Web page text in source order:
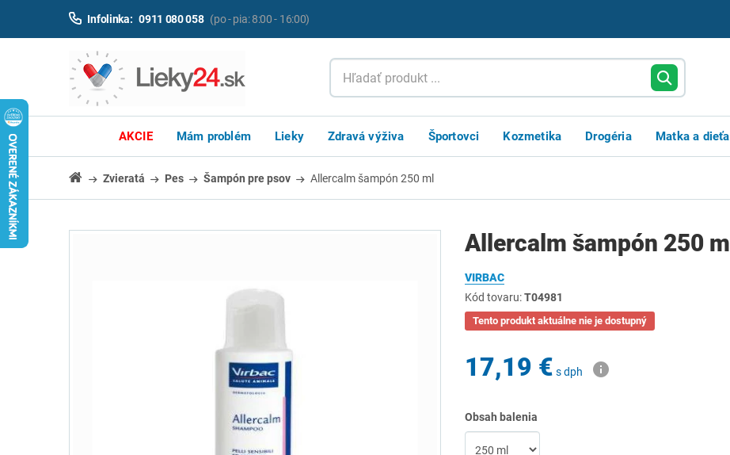
Infolinka: 0911 080 058 (po - pia: 8:00 - 16:00)
AKCIE Mám problém Lieky Zdravá výživa Športovci Kozmetika Drogéria Matka a dieťa
Zvieratá Pes Šampón pre psov Allercalm šampón 250 ml
Allercalm šampón 250 ml
VIRBAC
Kód tovaru:T04981
Tento produkt aktuálne nie je dostupný
17,19 € s dph
Obsah balenia